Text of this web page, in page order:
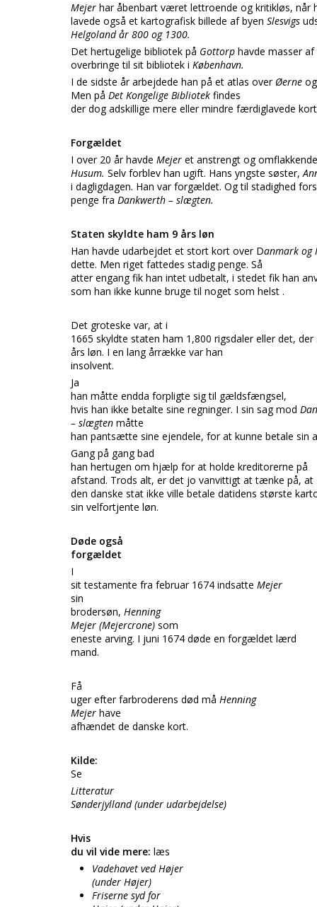
Mejer har åbenbart været lettroende og kritikløs, når
lavede også et kartografisk billede af byen Slesvigs
Helgoland år 800 og 1300.
Det hertugelige bibliotek på Gottorp havde masser
overbringe til sit bibliotek i København.
I de sidste år arbejdede han på et atlas over Øerne
Men på Det Kongelige Bibliotek findes
der dog adskillige mere eller mindre færdiglavede
Forgældet
I over 20 år havde Mejer et anstrengt og
Husum. Selv forblev han ugift. Hans yngste søster,
i dagligdagen. Han var forgældet. Og til stadighed
penge fra Dankwerth – slægten.
Staten skyldte ham 9 års løn
Han havde udarbejdet et stort kort over Danmark og
dette. Men riget fattedes stadig penge. Så
atter engang fik han intet udbetalt, i stedet fik han
som han ikke kunne bruge til noget som helst .
Det groteske var, at i
1665 skyldte staten ham 1,800 rigsdaler eller det, der
års løn. I en lang årrække var han
insolvent.
Ja
han måtte endda forpligte sig til gældsfængsel,
hvis han ikke betalte sine regninger. I sin sag mod
– slægten måtte
han pantsætte sine ejendele, for at kunne betale sin
Gang på gang bad
han hertugen om hjælp for at holde kreditorerne på
afstand. Trods alt, er det jo vanvittigt at tænke på, at
den danske stat ikke ville betale datidens største
sin velfortjente løn.
Døde også
forgældet
I
sit testamente fra februar 1674 indsatte Mejer
sin
brodersøn, Henning
Mejer (Mejercrone) som
eneste arving. I juni 1674 døde en forgældet lærd
mand.
Få
uger efter farbroderens død må Henning
Mejer have
afhændet de danske kort.
Kilde:
Se
Litteratur
Sønderjylland (under udarbejdelse)
Hvis
du vil vide mere: læs
Vadehavet ved Højer
(under Højer)
Friserne syd for